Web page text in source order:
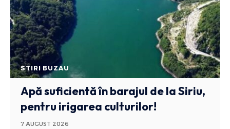
STIRI BUZAU
Apă suficientă în barajul de la Siriu,
pentru irigarea culturilor!
7 AUGUST 2026